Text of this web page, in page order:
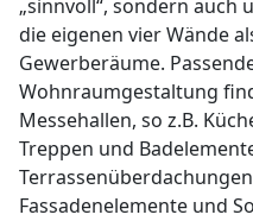
„sinnvoll“, sondern
die eigenen vier Wände
Gewerberäume.
Wohnraumgestaltung
Messehallen, so z.B.
Treppen und
Fassadenelemente und